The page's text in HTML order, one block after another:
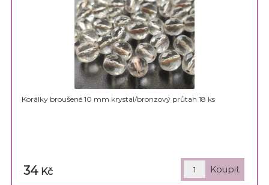
Korálky broušené 10 mm krystal/bronzový průtah 18 ks
34 Kč